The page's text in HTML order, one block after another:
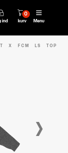
ind kurv
0
Menu
X FCM LS TOP
›